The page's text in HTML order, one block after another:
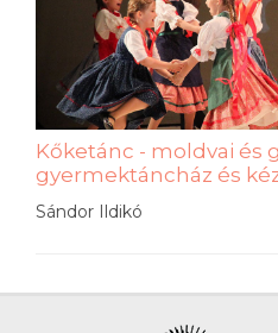
Kőketánc - moldvai és
gyermektáncház és
Sándor Ildikó